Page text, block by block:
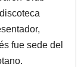
fue sede del